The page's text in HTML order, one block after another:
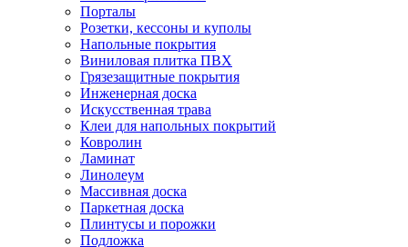
Порталы
Розетки, кессоны и куполы
Напольные покрытия
Виниловая плитка ПВХ
Грязезащитные покрытия
Инженерная доска
Искусственная трава
Клеи для напольных покрытий
Ковролин
Ламинат
Линолеум
Массивная доска
Паркетная доска
Плинтусы и порожки
Подложка